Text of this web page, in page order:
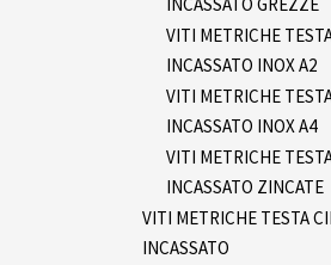
VITI METRICHE
INCASSATO INOX A2
VITI METRICHE
INCASSATO INOX A4
VITI METRICHE
INCASSATO ZINCATE
VITI METRICHE TESTA
INCASSATO